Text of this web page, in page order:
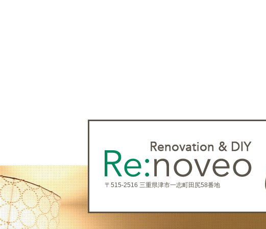
〒515-2516 三重県津市一志町田尻58番地